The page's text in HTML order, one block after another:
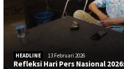
HEADLINE 13 Februari 2026
Refleksi Hari Pers Nasional